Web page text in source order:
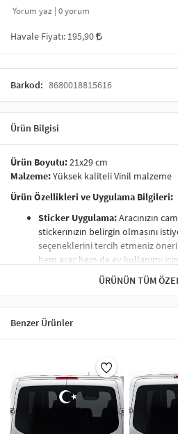
Yorum yaz | 0yorum
Havale Fiyatı: 195,90
Barkod: 8680018815616
Ürün Bilgisi
Ürün Boyutu:21x29 cm
Malzeme:Yüksek kaliteli Vinil malzeme
Ürün Özellikleri ve Uygulama Bilgileri:
Sticker Uygulama:Aracınızın
stickerınızın belirgin olmasını
seçeneklerini tercih etmeniz
hem araç hem de ev kullanımı
Ürün, 21x29 cm
boyutları, farklı
kullanmaktan kaçının.
ömürlü kullanım sağlar. Vinil
dayanıklıdır.
kağıt sayesinde kolayca
Kolay Uygulama:Ürünümüz,
çıkarmaz. Yapışmayı engelleyen
sticker’ı dilediğiniz yüzeye
yüzeyde pratik bir şekilde
ÜRÜNÜN TÜM
Benzer Ürünler